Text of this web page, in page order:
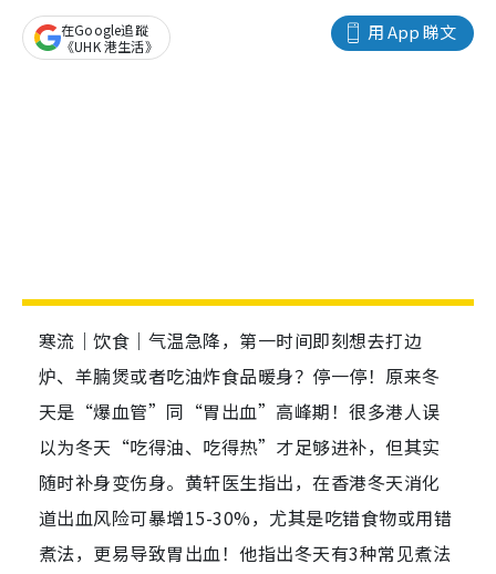
用 App 睇文
在Google追蹤
《UHK 港生活》
寒流｜饮食｜气温急降，第一时间即刻想去打边
炉、羊腩煲或者吃油炸食品暖身？停一停！原来冬
天是“爆血管”同“胃出血”高峰期！很多港人误
以为冬天“吃得油、吃得热”才足够进补，但其实
随时补身变伤身。黄轩医生指出，在香港冬天消化
道出血风险可暴增15-30%，尤其是吃错食物或用错
煮法，更易导致胃出血！他指出冬天有3种常见煮法